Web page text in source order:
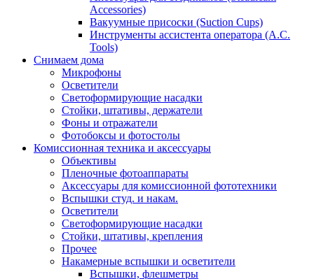
Accessories)
Вакуумные присоски (Suction Cups)
Инструменты ассистента оператора (A.C.
Tools)
Снимаем дома
Микрофоны
Осветители
Светоформирующие насадки
Стойки, штативы, держатели
Фоны и отражатели
Фотобоксы и фотостолы
Комиссионная техника и аксессуары
Объективы
Пленочные фотоаппараты
Аксессуары для комиссионной фототехники
Вспышки студ. и накам.
Осветители
Светоформирующие насадки
Стойки, штативы, крепления
Прочее
Накамерные вспышки и осветители
Вспышки, флешметры